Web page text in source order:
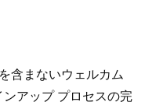
含まないウ⁠ェルカム
ア⁠ップ プロセスの完